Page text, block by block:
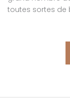
toutes sortes de